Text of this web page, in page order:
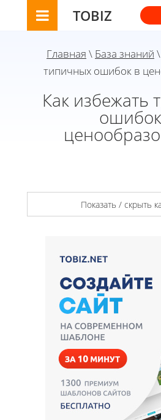
TOBIZ
Главная \ База знаний
типичных ошибок в
Как избежать
Показать / скрыть